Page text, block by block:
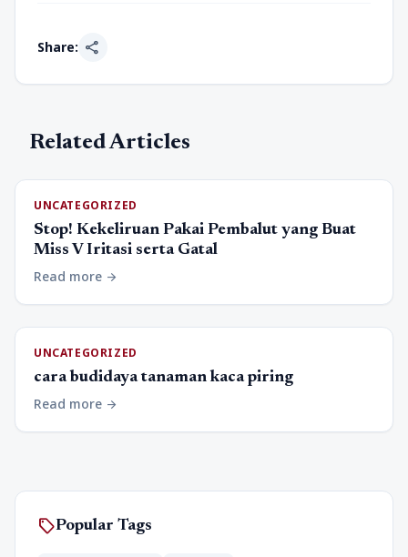
Share: share
Related Articles
UNCATEGORIZED
Stop! Kekeliruan Pakai Pembalut yang Buat
Miss V Iritasi serta Gatal
Read more arrow_forward
UNCATEGORIZED
cara budidaya tanaman kaca piring
Read more arrow_forward
sellPopular Tags